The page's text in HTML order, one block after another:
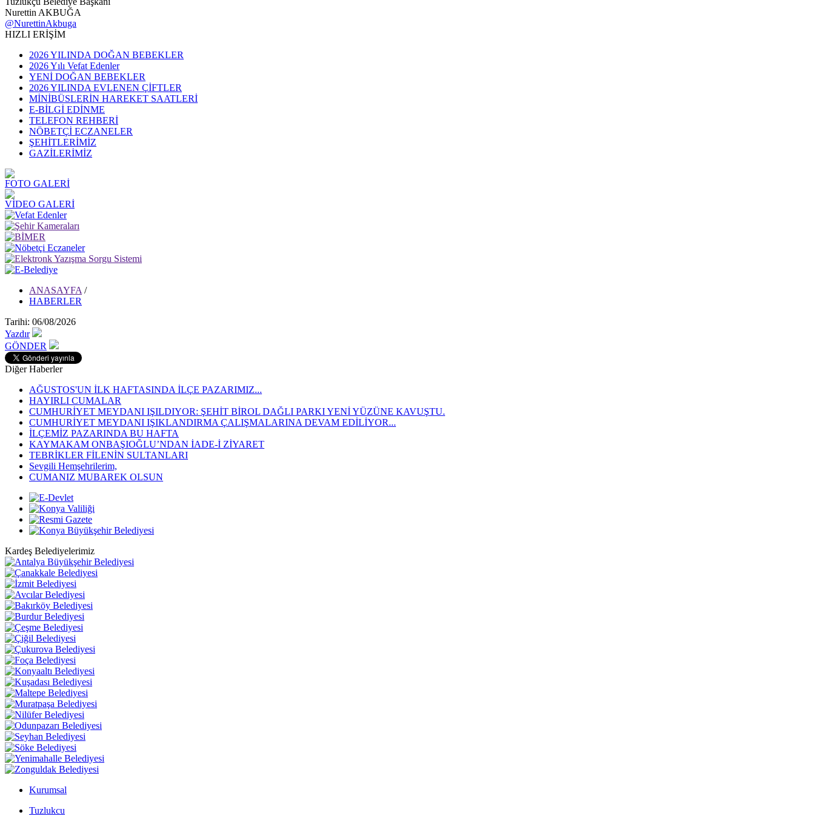
Nurettin AKBUĞA
@NurettinAkbuga
HIZLI ERİŞİM
2026 YILINDA DOĞAN BEBEKLER
2026 Yılı Vefat Edenler
YENİ DOĞAN BEBEKLER
2026 YILINDA EVLENEN ÇİFTLER
MİNİBÜSLERİN HAREKET SAATLERİ
E-BİLGİ EDİNME
TELEFON REHBERİ
NÖBETÇİ ECZANELER
ŞEHİTLERİMİZ
GAZİLERİMİZ
FOTO GALERİ
VİDEO GALERİ
ANASAYFA /
HABERLER
Tarihi: 06/08/2026
Yazdır
GÖNDER
Diğer Haberler
AĞUSTOS'UN İLK HAFTASINDA İLÇE PAZARIMIZ...
HAYIRLI CUMALAR
CUMHURİYET MEYDANI IŞILDIYOR: ŞEHİT BİROL DAĞLI PARKI YENİ YÜZÜNE KAVUŞTU.
CUMHURİYET MEYDANI IŞIKLANDIRMA ÇALIŞMALARINA DEVAM EDİLİYOR...
İLÇEMİZ PAZARINDA BU HAFTA
KAYMAKAM ONBAŞIOĞLU’NDAN İADE-İ ZİYARET
TEBRİKLER FİLENİN SULTANLARI
Sevgili Hemşehrilerim,
CUMANIZ MUBAREK OLSUN
Kardeş Belediyelerimiz
Kurumsal
Tuzlukcu